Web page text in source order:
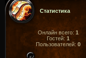
Статистика
Онлайн всего: 1
Гостей: 1
Пользователей: 0